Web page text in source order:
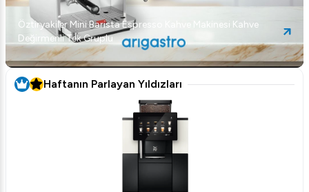
Öztiryakiler Mini Barista Espresso Kahve Makinesi Kahve
Değirmenli Tek Gruplu
Haftanın Parlayan Yıldızları